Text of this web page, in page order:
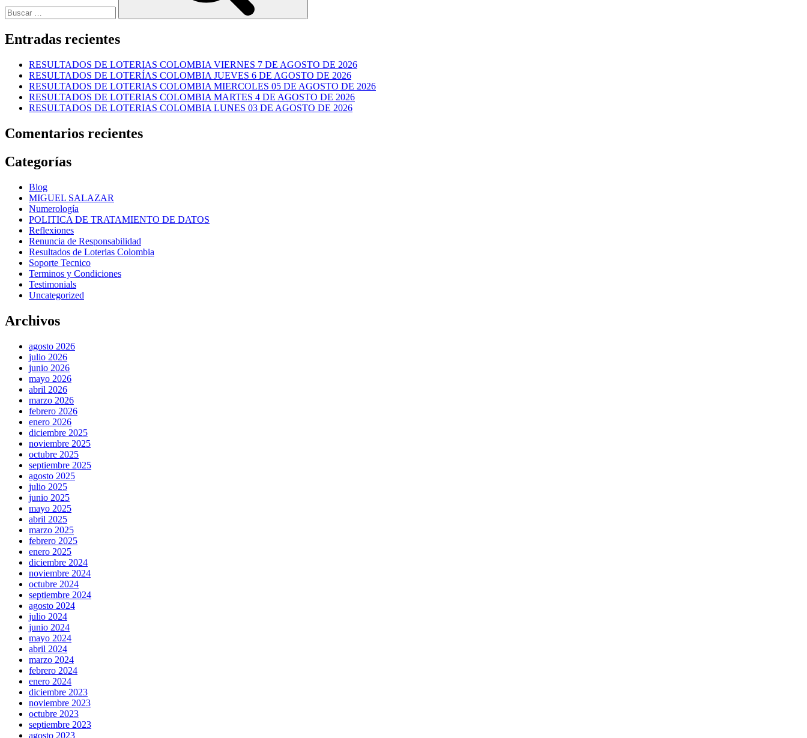
Entradas recientes
RESULTADOS DE LOTERIAS COLOMBIA VIERNES 7 DE AGOSTO DE 2026
RESULTADOS DE LOTERÍAS COLOMBIA JUEVES 6 DE AGOSTO DE 2026
RESULTADOS DE LOTERIAS COLOMBIA MIERCOLES 05 DE AGOSTO DE 2026
RESULTADOS DE LOTERIAS COLOMBIA MARTES 4 DE AGOSTO DE 2026
RESULTADOS DE LOTERIAS COLOMBIA LUNES 03 DE AGOSTO DE 2026
Comentarios recientes
Categorías
Blog
MIGUEL SALAZAR
Numerología
POLITICA DE TRATAMIENTO DE DATOS
Reflexiones
Renuncia de Responsabilidad
Resultados de Loterias Colombia
Soporte Tecnico
Terminos y Condiciones
Testimonials
Uncategorized
Archivos
agosto 2026
julio 2026
junio 2026
mayo 2026
abril 2026
marzo 2026
febrero 2026
enero 2026
diciembre 2025
noviembre 2025
octubre 2025
septiembre 2025
agosto 2025
julio 2025
junio 2025
mayo 2025
abril 2025
marzo 2025
febrero 2025
enero 2025
diciembre 2024
noviembre 2024
octubre 2024
septiembre 2024
agosto 2024
julio 2024
junio 2024
mayo 2024
abril 2024
marzo 2024
febrero 2024
enero 2024
diciembre 2023
noviembre 2023
octubre 2023
septiembre 2023
agosto 2023